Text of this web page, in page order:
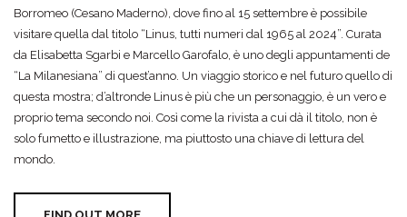
Borromeo (Cesano Maderno), dove fino al 15 settembre è possibile
visitare quella dal titolo “Linus, tutti numeri dal 1965 al 2024”. Curata
da Elisabetta Sgarbi e Marcello Garofalo, è uno degli appuntamenti de
“La Milanesiana” di quest’anno. Un viaggio storico e nel futuro quello di
questa mostra; d’altronde Linus è più che un personaggio, è un vero e
proprio tema secondo noi. Così come la rivista a cui dà il titolo, non è
solo fumetto e illustrazione, ma piuttosto una chiave di lettura del
mondo.